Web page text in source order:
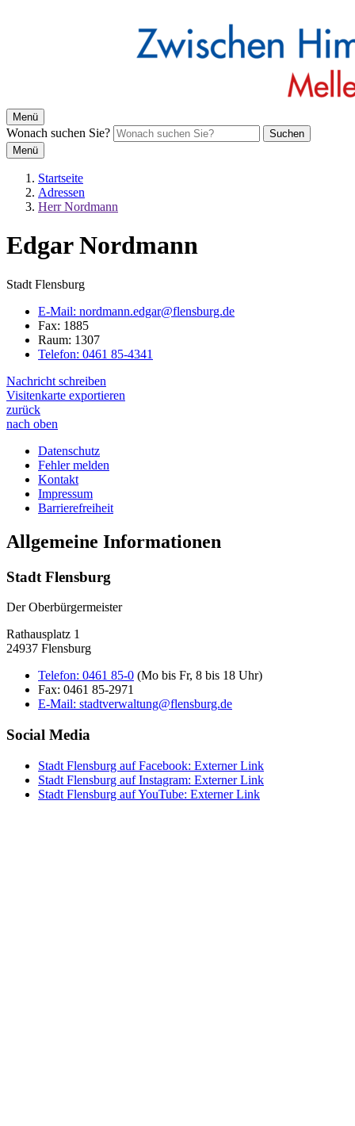
Menü
Wonach suchen Sie?
Suchen
Menü
Startseite
Adressen
Herr Nordmann
Edgar Nordmann
Stadt Flensburg
E-Mail: nordmann.edgar@flensburg.de
Fax: 1885
Raum: 1307
Telefon: 0461 85-4341
Nachricht schreiben
Visitenkarte exportieren
zurück
nach oben
Datenschutz
Fehler melden
Kontakt
Impressum
Barrierefreiheit
Allgemeine Informationen
Stadt Flensburg
Der Oberbürgermeister
Rathausplatz 1
24937 Flensburg
Telefon: 0461 85-0 (Mo bis Fr, 8 bis 18 Uhr)
Fax: 0461 85-2971
E-Mail: stadtverwaltung@flensburg.de
Social Media
Stadt Flensburg auf Facebook: Externer Link
Stadt Flensburg auf Instagram: Externer Link
Stadt Flensburg auf YouTube: Externer Link